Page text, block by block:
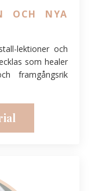
OCH NYA
lektioner och
som healer
framgångsrik